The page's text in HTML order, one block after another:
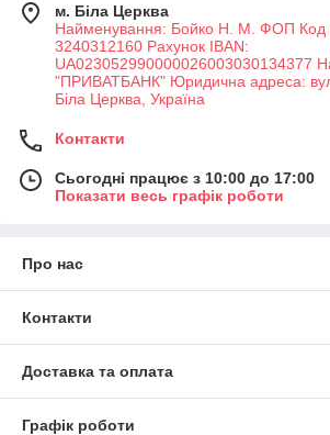
м. Біла Церква
Найменування: Бойко Н. М. ФОП Код
3240312160 Рахунок IBAN:
UA023052990000026003030134377
"ПРИВАТБАНК" Юридична адреса:
Біла Церква, Україна
Контакти
Сьогодні працює з 10:00 до 17:00
Показати весь графік роботи
Про нас
Контакти
Доставка та оплата
Графік роботи